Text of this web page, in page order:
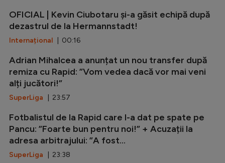
OFICIAL | Kevin Ciubotaru și-a găsit echipă după
dezastrul de la Hermannstadt!
Internațional | 00:16
Adrian Mihalcea a anunțat un nou transfer după
remiza cu Rapid: ”Vom vedea dacă vor mai veni
alți jucători!”
SuperLiga | 23:57
Fotbalistul de la Rapid care l-a dat pe spate pe
Pancu: ”Foarte bun pentru noi!” + Acuzații la
adresa arbitrajului: ”A fost...
SuperLiga | 23:38